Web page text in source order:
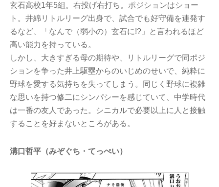
玄石高校1年5組。右投げ右打ち。ポジションはショー
ト。井綿リトルリーグ出身で、試合でも好守備を連発す
るなど、「なんで（弱小の）玄石に!?」と言われるほど
高い能力を持っている。
しかし、大きすぎる母の期待や、リトルリーグで同ポジ
ションを争った井上駆塁からのいじめのせいで、純粋に
野球を愛する気持ちを失ってしまう。同じく野球に複雑
な思いを持つ修二にシンパシーを感じていて、中学時代
は一番の友人であった。シニカルで必要以上に人と接触
することを好まないところがある。
溝口哲平（みぞぐち・てっぺい）